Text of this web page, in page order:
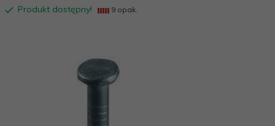
Produkt dostępny! 9 opak.